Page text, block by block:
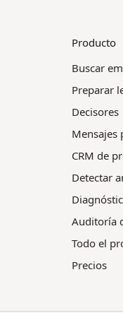
Producto
Buscar
Preparar
Decisores
Mensajes
CRM de
Detectar
Auditoría
Todo el
Precios